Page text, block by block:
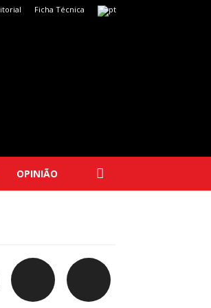
Ficha Técnica
OPINIÃO